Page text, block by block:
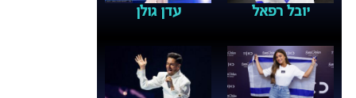
יובל רפאל עדן גולן